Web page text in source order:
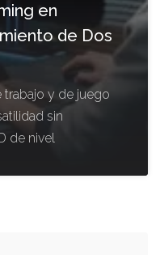
en
de Dos
y de juego
sin
de nivel